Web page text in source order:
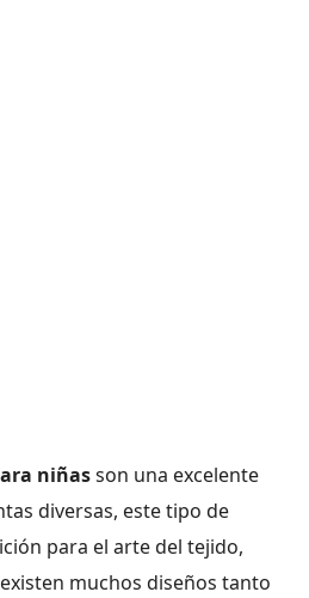
niñasson una excelente
diversas, este tipo de
para el arte del tejido,
muchos diseños tanto